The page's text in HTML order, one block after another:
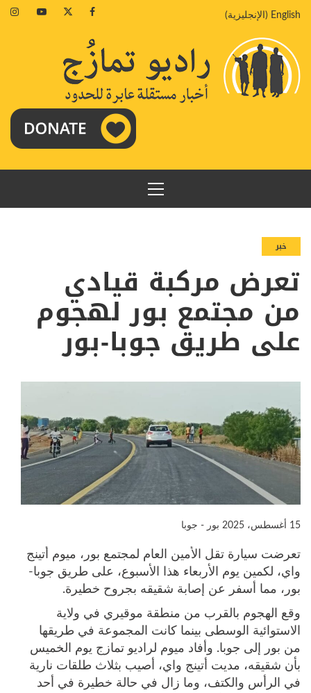
إلىEnglish
( الإنجليزية)
Facebook
Twitter
Youtube
القائمة
الرئيسية
خبر
تعرض مركبة قيادي
من مجتمع بور لهجوم
على طريق جوبا-بور
15 أغسطس، 2025 بور - جوبا
تعرضت سيارة تقل الأمين العام لمجتمع بور، ميوم أتينج
واي، لكمين يوم الأربعاء هذا الأسبوع، على طريق جوبا-
بور، مما أسفر عن إصابة شقيقه بجروح خطيرة.
وقع الهجوم بالقرب من منطقة موقيري في ولاية
الاستوائية الوسطى بينما كانت المجموعة في طريقها
من بور إلى جوبا. وأفاد ميوم لراديو تمازج يوم الخميس
بأن شقيقه، مديت أتينج واي، أصيب بثلاث طلقات نارية
في الرأس والكتف، وما زال في حالة خطيرة في أحد